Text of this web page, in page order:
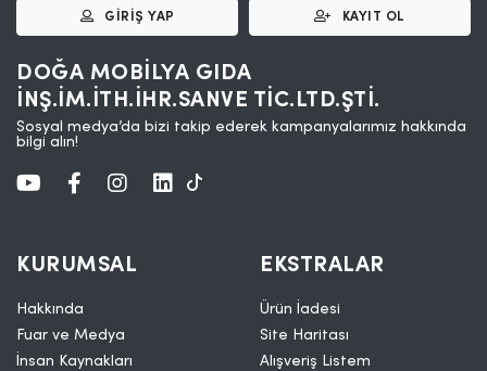
GIRIŞ YAP KAYIT OL
DOĞA MOBİLYA GIDA
İNŞ.İM.İTH.İHR.SANVE TİC.LTD.ŞTİ.
Sosyal medya’da bizi takip ederek kampanyalarımız hakkında
bilgi alın!
KURUMSAL
Hakkında
Fuar ve Medya
İnsan Kaynakları
EKSTRALAR
Ürün İadesi
Site Haritası
Alışveriş Listem